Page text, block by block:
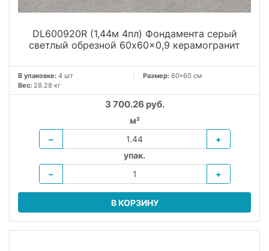
DL600920R (1,44м 4пл) Фондамента серый
светлый обрезной 60x60x0,9 керамогранит
В упаковке: 4 шт Размер: 60*60 см
Вес: 28.28 кг
3 700.26 руб.
м²
−
+
упак.
−
+
В КОРЗИНУ